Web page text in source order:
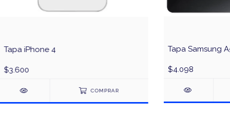
Tapa iPhone 4
$3.600
COMPRAR
Tapa Samsung
$4.098